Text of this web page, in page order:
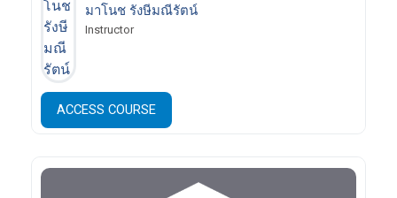
มาโนช รังษีมณีรัตน์
Instructor
ACCESS COURSE